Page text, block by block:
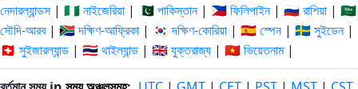
নেদারল্যান্ডস| 🇳🇬 নাইজেরিয়া | 🇵🇰 পাকিস্তান| 🇵🇭 ফিলিপাইন| 🇷🇺 রাশিয়া | 🇸🇦
সৌদি-আরব| 🇿🇦 দক্ষিণ-আফ্রিকা | 🇰🇷 দক্ষিণ-কোরিয়া | 🇪🇸 স্পেন| 🇸🇪 সুইডেন|
🇨🇭 সুইজারল্যান্ড | 🇹🇭 থাইল্যান্ড | 🇬🇧 যুক্তরাজ্য | 🇻🇳 ভিয়েতনাম|